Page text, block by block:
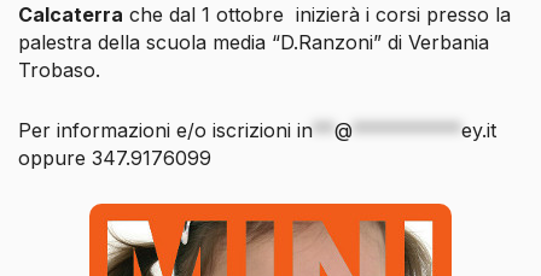
Calcaterra che dal 1 ottobre inizierà i corsi presso la
palestra della scuola media “D.Ranzoni” di Verbania
Trobaso.
Per informazioni e/o iscrizioni in ** @ ********** ey.it
oppure 347.9176099